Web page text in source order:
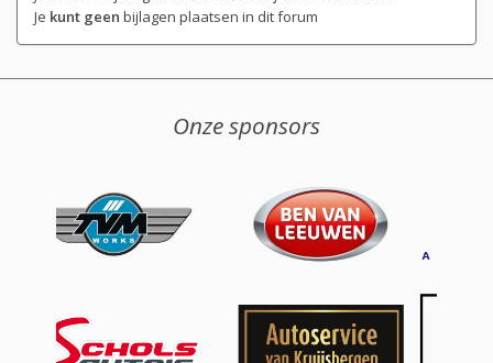
Je kunt geen bijlagen plaatsen in dit forum
Onze sponsors